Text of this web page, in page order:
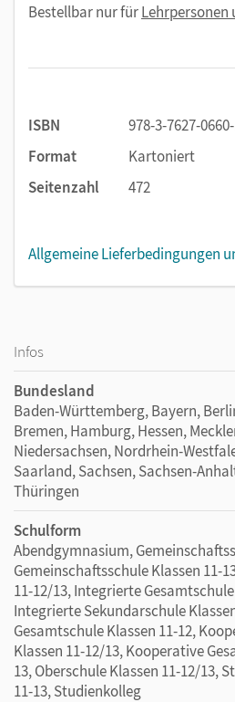
Bestellbar nur fürLehrpersonen
ISBN
978-3-7627-
Format
Kartoniert
Seitenzahl
472
Allgemeine Lieferbedingungen
Infos
Bundesland
Baden-Württemberg, Bayern,
Bremen, Hamburg, Hessen,
Niedersachsen, Nordrhein-
Saarland, Sachsen, Sachsen-
Thüringen
Schulform
Abendgymnasium,
Gemeinschaftsschule Klassen 11-
11-12/13, Integrierte
Integrierte Sekundarschule
Gesamtschule Klassen 11-12,
Klassen 11-12/13, Kooperative
13, Oberschule Klassen 11-12/13,
11-13, Studienkolleg